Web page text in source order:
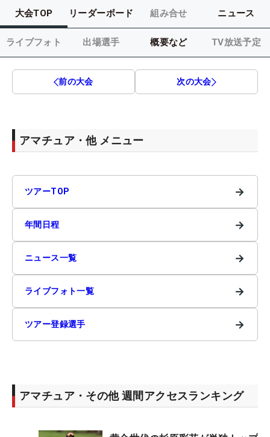
大会TOP リーダーボード 組み合せ ニュース
ライブフォト 出場選手 概要など TV放送予定
前の大会 次の大会
アマチュア・他 メニュー
ツアーTOP →
年間日程 →
ニュース一覧 →
ライブフォト一覧 →
ツアー登録選手 →
アマチュア・その他 週間アクセスランキング